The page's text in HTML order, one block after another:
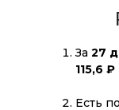
За 27
115,6 ₽
Есть